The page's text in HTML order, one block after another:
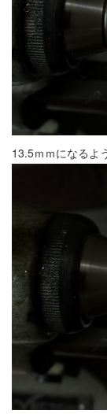
13.5ｍｍになるよ